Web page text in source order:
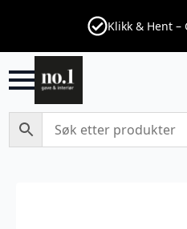
Klikk & Hent –